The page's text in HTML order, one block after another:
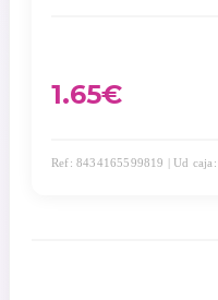
1.65€
Ref: 8434165599819 | Ud caja: